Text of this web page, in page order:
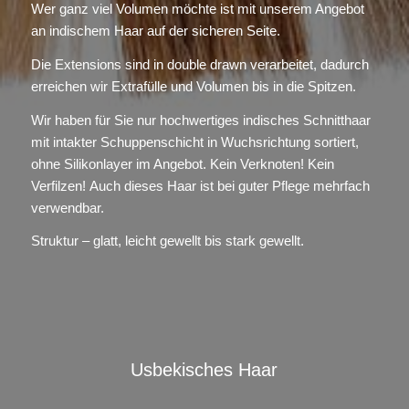
Wer ganz viel Volumen möchte ist mit unserem Angebot
an indischem Haar auf der sicheren Seite.
Die Extensions sind in double drawn verarbeitet, dadurch
erreichen wir Extrafülle und Volumen bis in die Spitzen.
Wir haben für Sie nur hochwertiges indisches Schnitthaar
mit intakter Schuppenschicht in Wuchsrichtung sortiert,
ohne Silikonlayer im Angebot. Kein Verknoten! Kein
Verfilzen! Auch dieses Haar ist bei guter Pflege mehrfach
verwendbar.
Struktur – glatt, leicht gewellt bis stark gewellt.
Usbekisches Haar